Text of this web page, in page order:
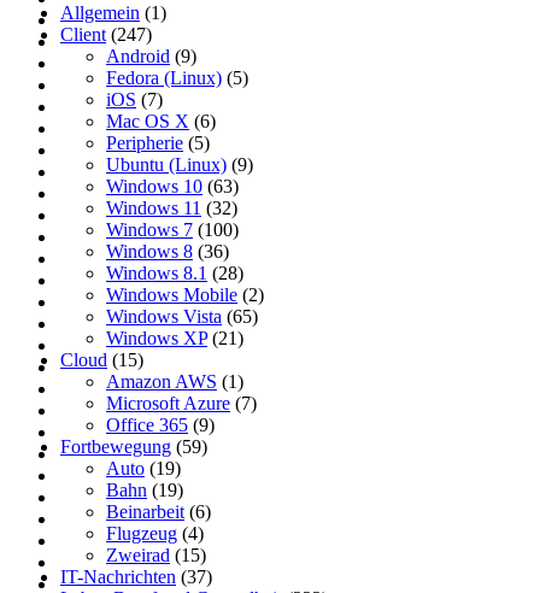
Allgemein (1)
Client (247)
Android (9)
Fedora (Linux) (5)
iOS (7)
Mac OS X (6)
Peripherie (5)
Ubuntu (Linux) (9)
Windows 10 (63)
Windows 11 (32)
Windows 7 (100)
Windows 8 (36)
Windows 8.1 (28)
Windows Mobile (2)
Windows Vista (65)
Windows XP(21)
Cloud (15)
Amazon AWS (1)
Microsoft Azure (7)
Office 365 (9)
Fortbewegung (59)
Auto (19)
Bahn (19)
Beinarbeit (6)
Flugzeug (4)
Zweirad (15)
IT-Nachrichten (37)